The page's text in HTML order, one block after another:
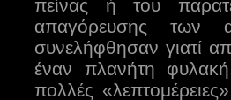
πείνας ή του
απαγόρευσης των
συνελήφθησαν γιατί
έναν πλανήτη
πολλές